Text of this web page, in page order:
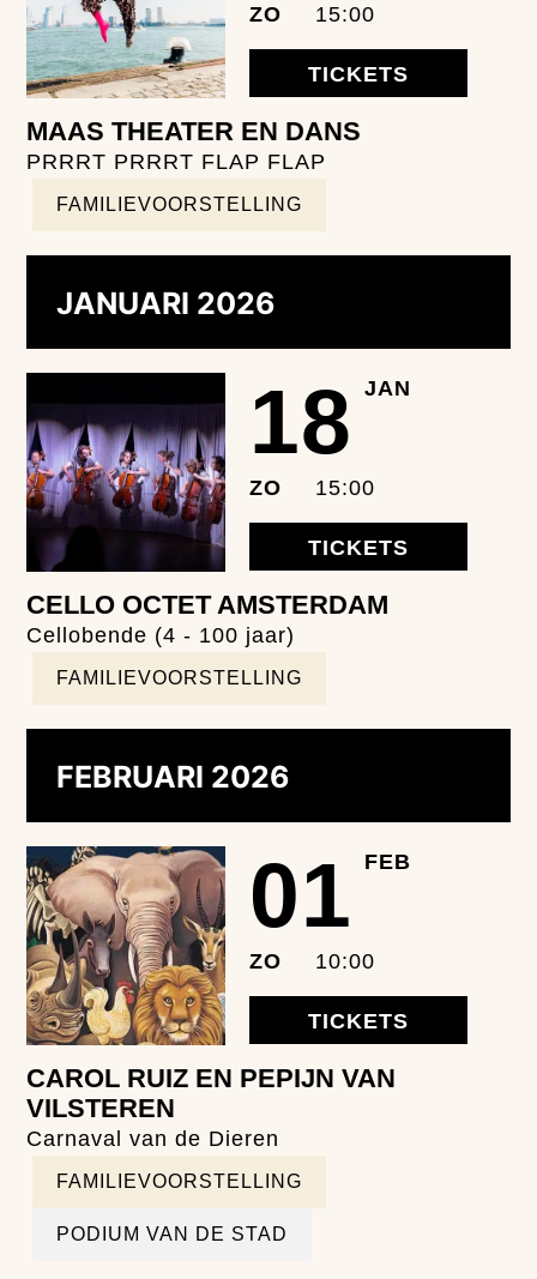
ZO 15:00
TICKETS
MAAS THEATER EN DANS
PRRRT PRRRT FLAP FLAP
FAMILIEVOORSTELLING
JANUARI 2026
18 JAN
ZO 15:00
TICKETS
CELLO OCTET AMSTERDAM
Cellobende (4 - 100 jaar)
FAMILIEVOORSTELLING
FEBRUARI 2026
01 FEB
ZO 10:00
TICKETS
CAROL RUIZ EN PEPIJN VAN
VILSTEREN
Carnaval van de Dieren
FAMILIEVOORSTELLING
PODIUM VAN DE STAD